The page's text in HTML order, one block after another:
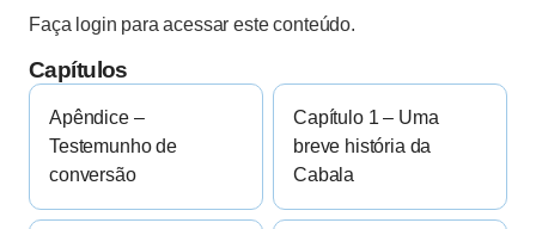
Faça login para acessar este conteúdo.
Capítulos
Apêndice –
Testemunho de
conversão
Capítulo 1 – Uma
breve história da
Cabala